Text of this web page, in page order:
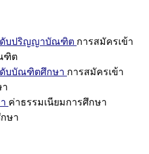
ดับปริญญาบัณฑิต การสมัครเข้า
ฑิต
ดับบัณฑิตศึกษา การสมัครเข้า
ค่าธรรมเนียมการศึกษา
ษา